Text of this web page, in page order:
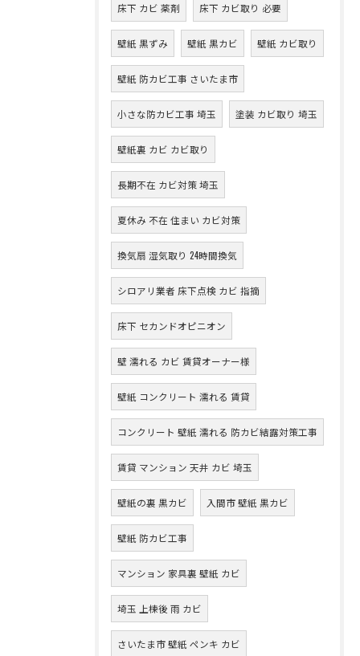
床下 カビ 薬剤 床下 カビ取り 必要
壁紙 黒ずみ 壁紙 黒カビ 壁紙 カビ取り
壁紙 防カビ工事 さいたま市
小さな防カビ工事 埼玉 塗装 カビ取り 埼玉
壁紙裏 カビ カビ取り
長期不在 カビ対策 埼玉
夏休み 不在 住まい カビ対策
換気扇 湿気取り 24時間換気
シロアリ業者 床下点検 カビ 指摘
床下 セカンドオピニオン
壁 濡れる カビ 賃貸オーナー様
壁紙 コンクリート 濡れる 賃貸
コンクリート 壁紙 濡れる 防カビ結露対策工事
賃貸 マンション 天井 カビ 埼玉
壁紙の裏 黒カビ 入間市 壁紙 黒カビ
壁紙 防カビ工事
マンション 家具裏 壁紙 カビ
埼玉 上棟後 雨 カビ
さいたま市 壁紙 ペンキ カビ